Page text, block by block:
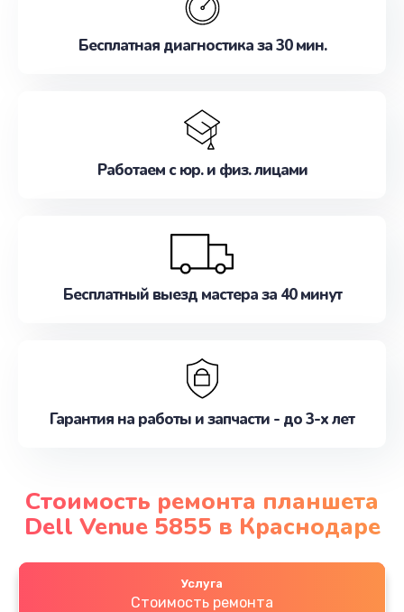
Бесплатная диагностика за 30 мин.
Работаем с юр. и физ. лицами
Бесплатный выезд мастера за 40 минут
Гарантия на работы и запчасти - до 3-х лет
Стоимость ремонта планшета
Dell Venue 5855 в Краснодаре
Услуга
Стоимость ремонта